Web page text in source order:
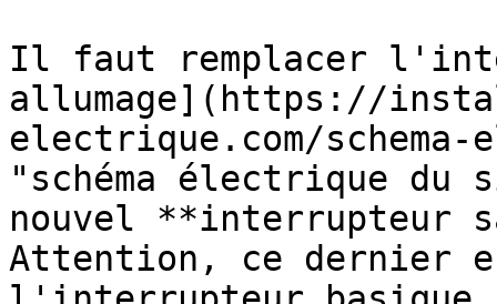
Il faut remplacer
allumage](https://
electrique.com/
"schéma électrique du
nouvel **interrupteur
Attention, ce dernier